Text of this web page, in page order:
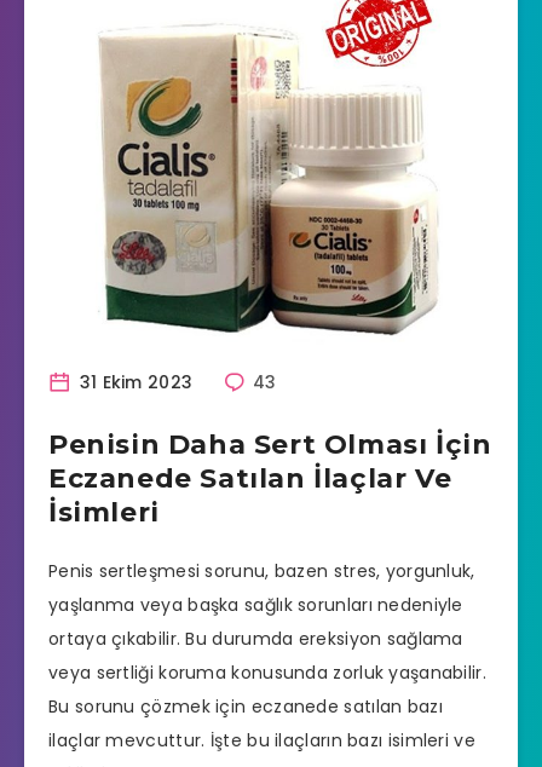
31 Ekim 2023 43
Penisin Daha Sert Olması İçin
Eczanede Satılan İlaçlar Ve
İsimleri
Penis sertleşmesi sorunu, bazen stres, yorgunluk,
yaşlanma veya başka sağlık sorunları nedeniyle
ortaya çıkabilir. Bu durumda ereksiyon sağlama
veya sertliği koruma konusunda zorluk yaşanabilir.
Bu sorunu çözmek için eczanede satılan bazı
ilaçlar mevcuttur. İşte bu ilaçların bazı isimleri ve